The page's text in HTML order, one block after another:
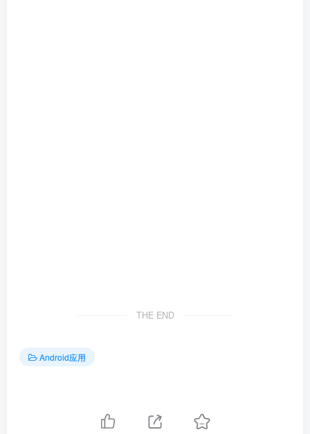
THE END
Android应用